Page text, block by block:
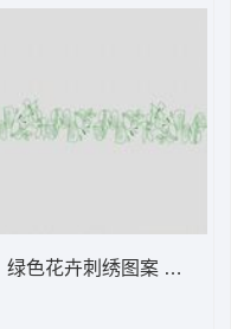
绿色花卉刺绣图案 大花样